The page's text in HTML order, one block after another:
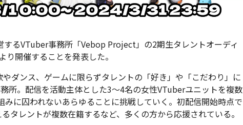
するVTuber事務所「Vebop Project」の2期生タレントオーディ
り開催することを発表した。
ダンス、ゲームに限らずタレントの「好き」や「こだわり」に
所。配信を活動主体とした3～4名の女性VTuberユニットを複数
みに囚われないあらゆることに挑戦していく。初配信開始時点で
タレントが複数在籍するなど、多くの方から応援されている。